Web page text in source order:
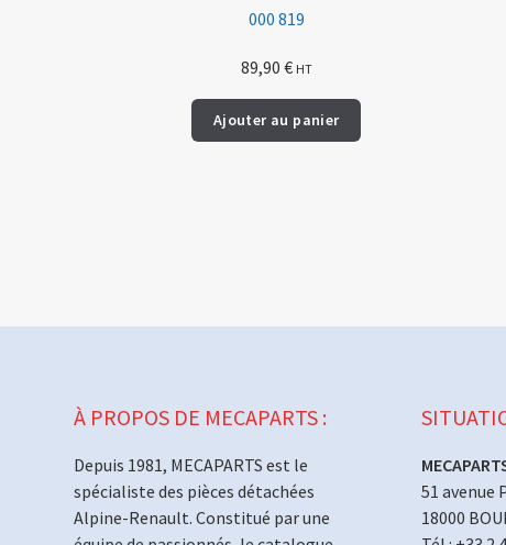
000 819
89,90 € HT
Ajouter au panier
À PROPOS DE MECAPARTS :
Depuis 1981, MECAPARTS est le
spécialiste des pièces détachées
Alpine-Renault. Constitué par une
51 avenue
18000